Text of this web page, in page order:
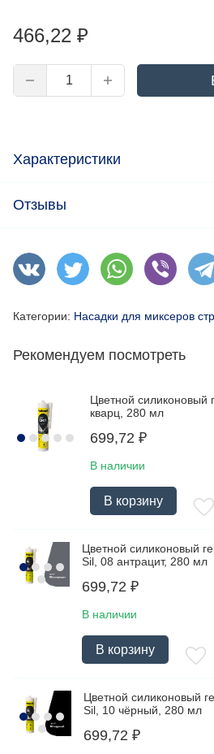
466,22 ₽
Характеристики
Отзывы
Категории: Насадки для миксеров
Рекомендуем посмотреть
Цветной силиконовый
кварц, 280 мл
699,72 ₽
В наличии
В корзину
Цветной силиконовый
Sil, 08 антрацит, 280 мл
699,72 ₽
В наличии
В корзину
Цветной силиконовый
Sil, 10 чёрный, 280 мл
699,72 ₽